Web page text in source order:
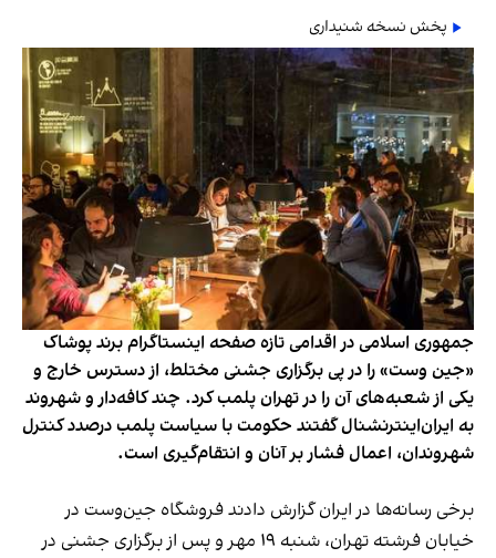
پخش نسخه شنیداری
جمهوری اسلامی در اقدامی تازه صفحه اینستاگرام برند پوشاک
«جین وست» را در پی برگزاری جشنی مختلط، از دسترس خارج و
یکی از شعبه‌های آن را در تهران پلمب کرد. چند کافه‌‌دار و شهروند
به ایران‌اینترنشنال گفتند حکومت با سیاست پلمب درصدد کنترل
شهروندان، اعمال فشار بر آنان و انتقام‌گیری است.
برخی رسانه‌ها در ایران گزارش دادند فروشگاه جین‌وست در
خیابان فرشته تهران، شنبه ۱۹ مهر و پس از برگزاری جشنی در